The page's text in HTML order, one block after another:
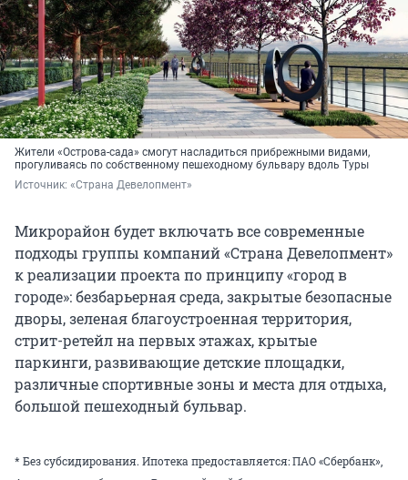
Жители «Острова-сада» смогут насладиться прибрежными видами,
прогуливаясь по собственному пешеходному бульвару вдоль Туры
Источник: «Страна Девелопмент»
Микрорайон будет включать все современные
подходы группы компаний «Страна Девелопмент»
к реализации проекта по принципу «город в
городе»: безбарьерная среда, закрытые безопасные
дворы, зеленая благоустроенная территория,
стрит-ретейл на первых этажах, крытые
паркинги, развивающие детские площадки,
различные спортивные зоны и места для отдыха,
большой пешеходный бульвар.
* Без субсидирования. Ипотека предоставляется: ПАО «Сбербанк»,